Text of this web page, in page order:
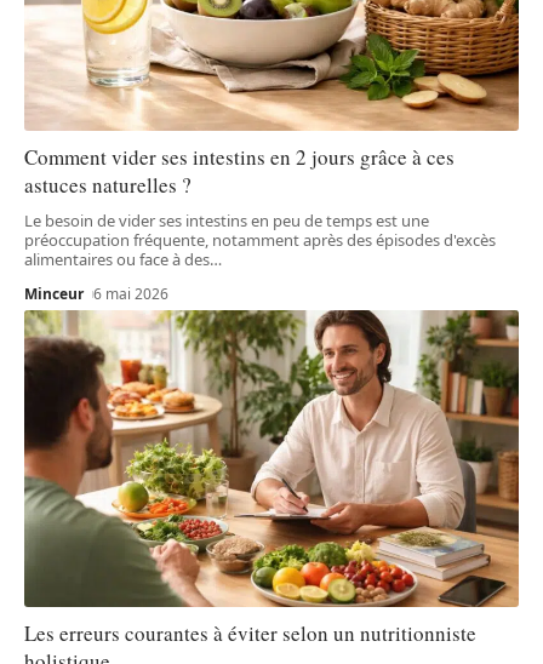
Comment vider ses intestins en 2 jours grâce à ces
astuces naturelles ?
Le besoin de vider ses intestins en peu de temps est une
préoccupation fréquente, notamment après des épisodes d'excès
alimentaires ou face à des…
Minceur 6 mai 2026
Les erreurs courantes à éviter selon un nutritionniste